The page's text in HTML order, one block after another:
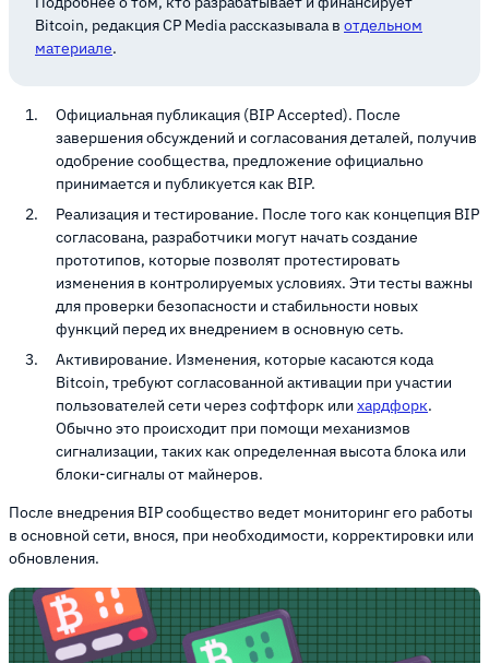
Bitcoin, редакция CP Media рассказывала в отдельном
материале.
Официальная публикация (BIP Accepted). После
завершения обсуждений и согласования деталей, получив
одобрение сообщества, предложение официально
принимается и публикуется как BIP.
Реализация и тестирование. После того как концепция BIP
согласована, разработчики могут начать создание
прототипов, которые позволят протестировать
изменения в контролируемых условиях. Эти тесты важны
для проверки безопасности и стабильности новых
функций перед их внедрением в основную сеть.
Активирование. Изменения, которые касаются кода
Bitcoin, требуют согласованной активации при участии
пользователей сети через софтфорк или хардфорк.
Обычно это происходит при помощи механизмов
сигнализации, таких как определенная высота блока или
блоки-сигналы от майнеров.
После внедрения BIP сообщество ведет мониторинг его работы
в основной сети, внося, при необходимости, корректировки или
обновления.